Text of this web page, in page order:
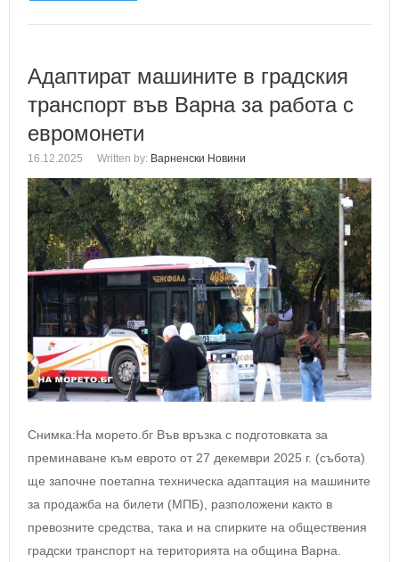
Адаптират машините в градския
транспорт във Варна за работа с
евромонети
16.12.2025 Written by: Варненски Новини
Снимка:На морето.бг Във връзка с подготовката за
преминаване към еврото от 27 декември 2025 г. (събота)
ще започне поетапна техническа адаптация на машините
за продажба на билети (МПБ), разположени както в
превозните средства, така и на спирките на обществения
градски транспорт на територията на община Варна.